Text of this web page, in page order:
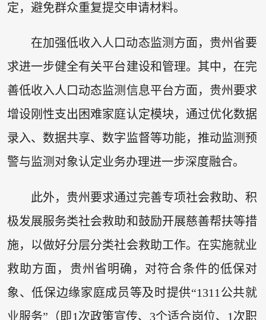
定，避免群众重复提交申请材料。
在加强低收入人口动态监测方面，贵州省要
求进一步健全有关平台建设和管理。其中，在完
善低收入人口动态监测信息平台方面，贵州要求
增设刚性支出困难家庭认定模块，通过优化数据
录入、数据共享、数字监督等功能，推动监测预
警与监测对象认定业务办理进一步深度融合。
此外，贵州要求通过完善专项社会救助、积
极发展服务类社会救助和鼓励开展慈善帮扶等措
施，以做好分层分类社会救助工作。在实施就业
救助方面，贵州省明确，对符合条件的低保对
象、低保边缘家庭成员等及时提供“1311公共就
业服务”（即1次政策宣传、3个适合岗位、1次职